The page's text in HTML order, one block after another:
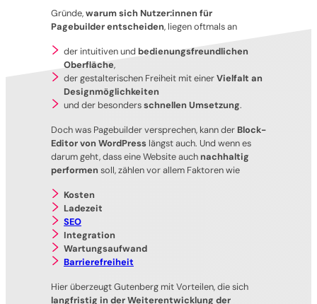
Gründe,warum sich Nutzer:innen für
Pagebuilder entscheiden, liegen oftmals an
der intuitiven und bedienungsfreundlichen
Oberfläche,
der gestalterischen Freiheit mit einerVielfalt an
Designmöglichkeiten
und der besondersschnellen Umsetzung.
Doch was Pagebuilder versprechen, kann der Block-
Editorvon WordPress längst auch. Und wenn es
darum geht, dass eine Website auchnachhaltig
performen soll, zählen vor allem Faktoren wie
Kosten
Ladezeit
SEO
Integration
Wartungsaufwand
Barrierefreiheit
Hier überzeugt Gutenberg mit Vorteilen, die sich
langfristig in der Weiterentwicklung der